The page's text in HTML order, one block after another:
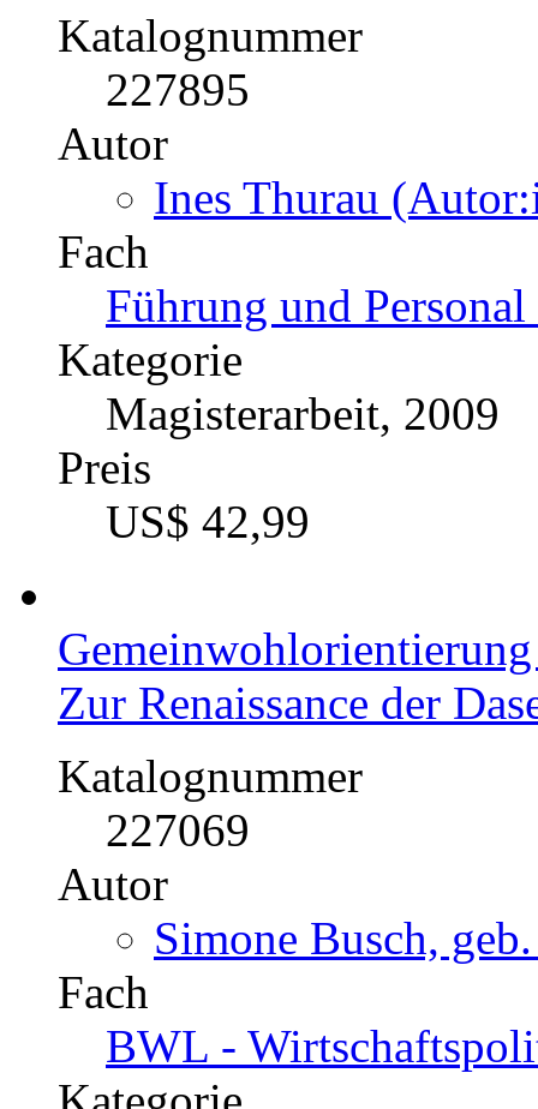
Katalognummer
227895
Autor
Ines Thurau
Fach
Führung und
Kategorie
Magisterarbeit, 2009
Preis
US$ 42,99
Zur Renaissance der
Katalognummer
227069
Autor
Simone Busch,
Fach
BWL -